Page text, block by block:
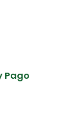
Pago